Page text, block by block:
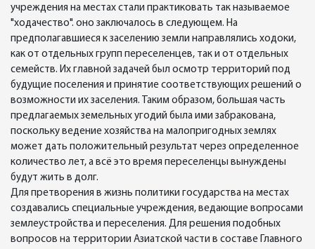
учреждения на местах стали практиковать так называемое
"ходачество". оно заключалось в следующем. На
предполагавшиеся к заселению земли направлялись ходоки,
как от отдельных групп переселенцев, так и от отдельных
семейств. Их главной задачей был осмотр территорий под
будущие поселения и принятие соответствующих решений о
возможности их заселения. Таким образом, большая часть
предлагаемых земельных угодий была ими забракована,
поскольку ведение хозяйства на малопригодных землях
может дать положительный результат через определенное
количество лет, а всё это время переселенцы вынуждены
будут жить в долг.
Для претворения в жизнь политики государства на местах
создавались специальные учреждения, ведающие вопросами
землеустройства и переселения. Для решения подобных
вопросов на территории Азиатской части в составе Главного